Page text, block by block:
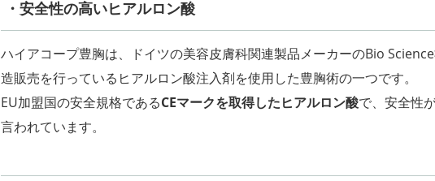
・安全性の高いヒアルロン酸
ハイアコープ豊胸は、ドイツの美容皮膚科関連製品メーカーのBio
造販売を行っているヒアルロン酸注入剤を使用した豊胸術の一つです。
EU加盟国の安全規格であるCEマークを取得したヒアルロン酸で、安全性
言われています。